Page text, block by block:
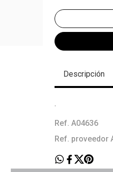
Descripción
.
Ref. A04636
Ref. proveedor